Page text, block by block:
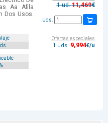
Aa Afila
Dos Usos.
1 ud.11,469€
Uds.
Ofertas especiales
1 uds. 9,994€/u